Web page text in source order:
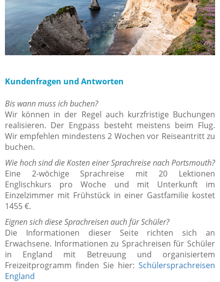
Kundenfragen und Antworten
Bis wann muss ich buchen?
Wir können in der Regel auch kurzfristige Buchungen
realisieren. Der Engpass besteht meistens beim Flug.
Wir empfehlen mindestens 2 Wochen vor Reiseantritt zu
buchen.
Wie hoch sind die Kosten einer Sprachreise nach Portsmouth?
Eine 2-wöchige Sprachreise mit 20 Lektionen
Englischkurs pro Woche und mit Unterkunft im
Einzelzimmer mit Frühstück in einer Gastfamilie kostet
1455 €.
Eignen sich diese Sprachreisen auch für Schüler?
Die Informationen dieser Seite richten sich an
Erwachsene. Informationen zu Sprachreisen für Schüler
in England mit Betreuung und organisiertem
Freizeitprogramm finden Sie hier: Schülersprachreisen
England